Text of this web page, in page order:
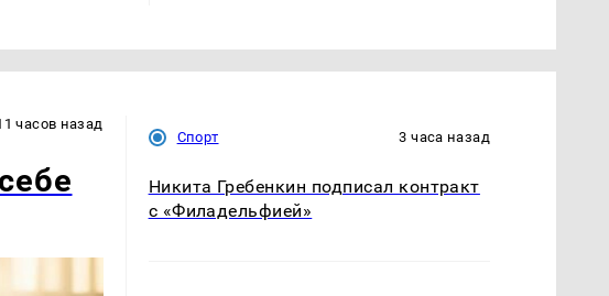
часов назад
Спорт 3 часа назад
Никита Гребенкин подписал контракт
с «Филадельфией»